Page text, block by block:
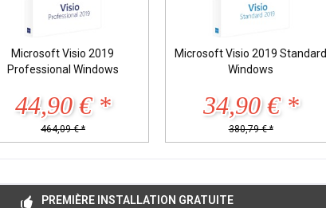
Microsoft Visio 2019
Professional Windows
44,90 € *
464,09 € *
Microsoft Visio 2019 Standard
Windows
34,90 € *
380,79 € *
PREMIÈRE INSTALLATION GRATUITE